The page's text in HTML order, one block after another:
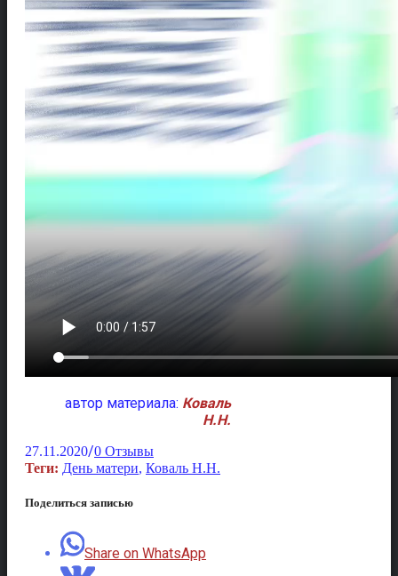
автор материала: Коваль
Н.Н.
27.11.2020/0 Отзывы
Теги: День матери, Коваль Н.Н.
Поделиться записью
Share on WhatsApp